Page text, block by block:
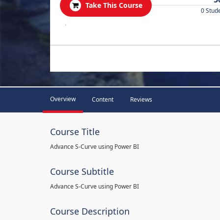
Take This Course
0
.
Overview Content Reviews
Course Title
Advance S-Curve using Power BI
Course Subtitle
Advance S-Curve using Power BI
Course Description